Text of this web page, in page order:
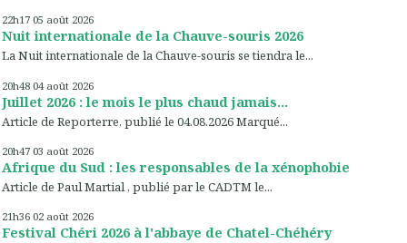
22h17 05 août 2026
Nuit internationale de la Chauve-souris 2026
La Nuit internationale de la Chauve-souris se tiendra le...
20h48 04 août 2026
Juillet 2026 : le mois le plus chaud jamais...
Article de Reporterre, publié le 04.08.2026 Marqué...
20h47 03 août 2026
Afrique du Sud : les responsables de la xénophobie
Article de Paul Martial , publié par le CADTM le...
21h36 02 août 2026
Festival Chéri 2026 à l'abbaye de Chatel-Chéhéry